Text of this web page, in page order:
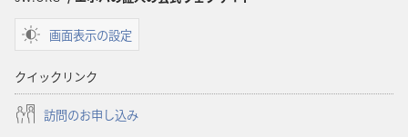
画面表示の設定
クイックリンク
訪問のお申し込み